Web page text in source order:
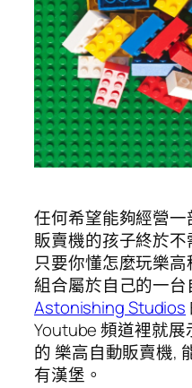
任何希望能夠經營
販賣機的孩子終於
只要你懂怎麼玩樂
組合屬於自己的一
Astonishing Studios
Youtube 頻道裡就
的 樂高自動販賣機,
有漢堡。